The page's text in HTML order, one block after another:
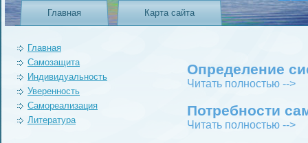
Главная Карта сайта
Главная
Самозащита
Индивидуальность
Уверeнность
Самореализация
Литература
Определeние
Читать полностью -->
Потребности
Читать полностью -->